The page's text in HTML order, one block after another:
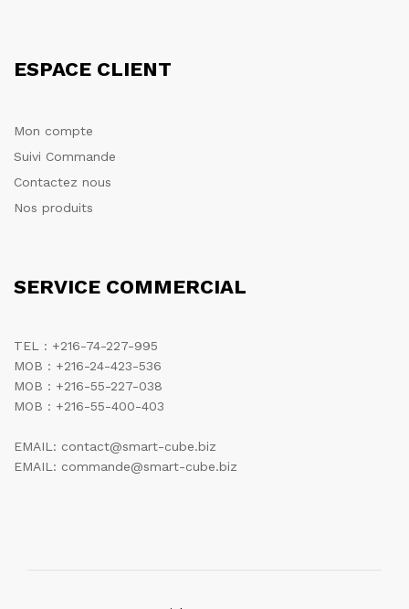
ESPACE CLIENT
Mon compte
Suivi Commande
Contactez nous
Nos produits
SERVICE COMMERCIAL
TEL : +216-74-227-995
MOB : +216-24-423-536
MOB : +216-55-227-038
MOB : +216-55-400-403
EMAIL: contact@smart-cube.biz
EMAIL: commande@smart-cube.biz